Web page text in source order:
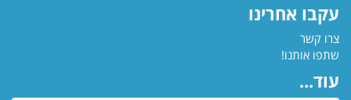
עקבו אחרינו
צרו קשר
שתפו אותנו!
עוד...